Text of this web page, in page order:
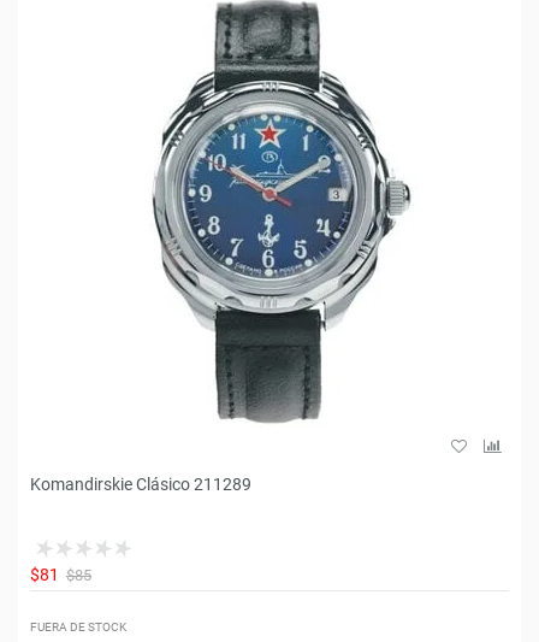
Komandirskie Clásico 211289
$81 $85
FUERA DE STOCK